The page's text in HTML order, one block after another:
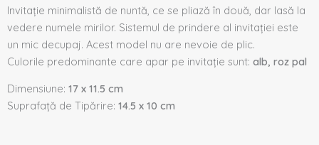
Invitație minimalistă de nuntă, ce se pliază în două, dar lasă la
vedere numele mirilor. Sistemul de prindere al invitației este
un mic decupaj. Acest model nu are nevoie de plic.
Culorile predominante care apar pe invitație sunt: alb, roz pal
Dimensiune: 17 x 11.5 cm
Suprafață de Tipărire: 14.5 x 10 cm